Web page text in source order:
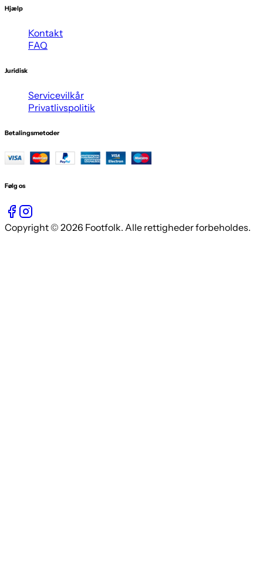
Hjælp
Kontakt
FAQ
Juridisk
Servicevilkår
Privatlivspolitik
Betalingsmetoder
Følg os
Copyright © 2026 Footfolk. Alle rettigheder forbeholdes.